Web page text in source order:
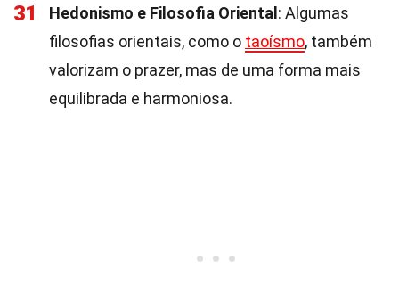
31 Hedonismo e Filosofia Oriental : Algumas
filosofias orientais, como o taoísmo, também
valorizam o prazer, mas de uma forma mais
equilibrada e harmoniosa.